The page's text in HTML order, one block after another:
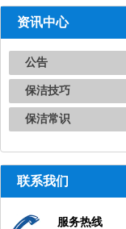
资讯中心
公告
保洁技巧
保洁常识
联系我们
服务热线